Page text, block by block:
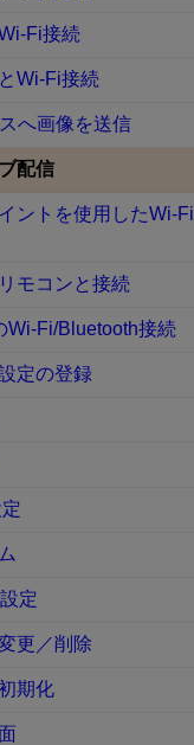
Fi接続
Wi-Fi接続
へ画像を送信
配信
ントを使用したWi-Fi
モコンと接続
Wi-Fi/Bluetooth接続
定の登録
定
更／削除
期化